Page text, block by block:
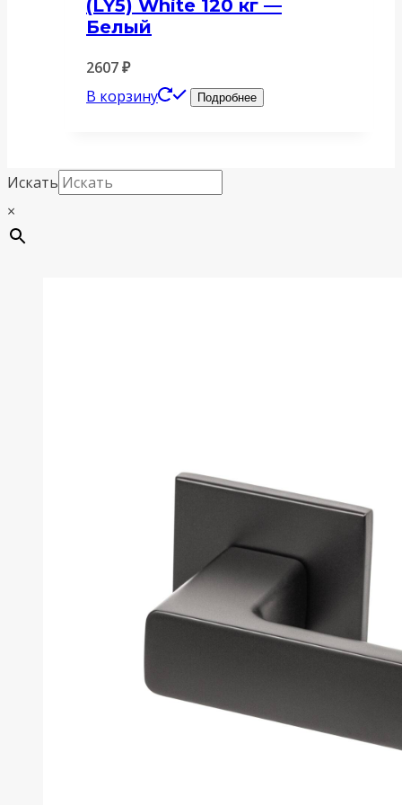
(LY5) White 120 кг —
Белый
2607₽
В корзину
Подробнее
Искать
×